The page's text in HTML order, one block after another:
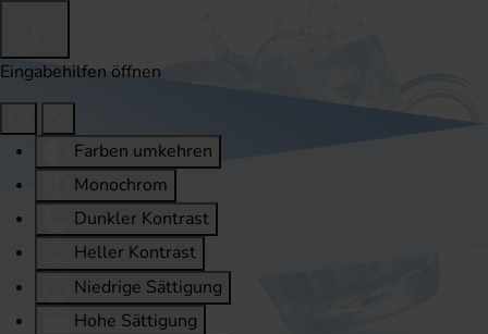
Eingabehilfen öffnen
Farben umkehren
Monochrom
Dunkler Kontrast
Heller Kontrast
Niedrige Sättigung
Hohe Sättigung